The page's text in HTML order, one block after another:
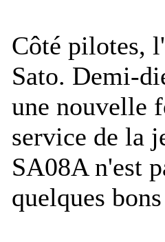
Côté pilotes,
Sato. Demi-
une nouvelle
service de la
SA08A n'est
quelques